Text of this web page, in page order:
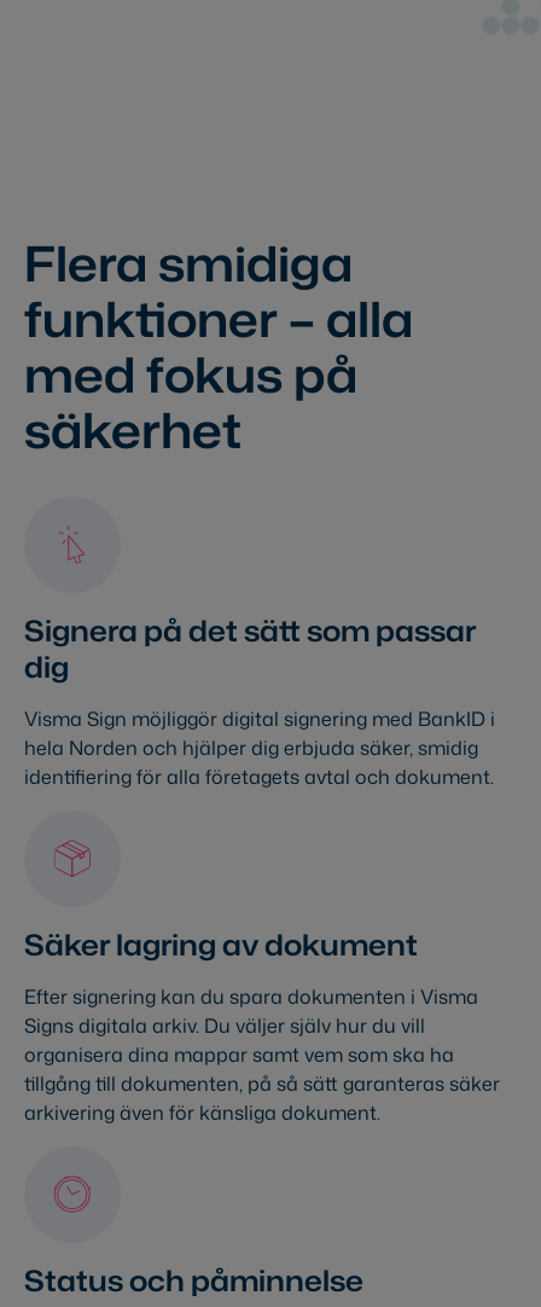
Flera smidiga
funktioner – alla
med fokus på
säkerhet
Signera på det sätt som passar
dig
Visma Sign möjliggör digital signering med BankID i
hela Norden och hjälper dig erbjuda säker, smidig
identifiering för alla företagets avtal och dokument.
Säker lagring av dokument
Efter signering kan du spara dokumenten i Visma
Signs digitala arkiv. Du väljer själv hur du vill
organisera dina mappar samt vem som ska ha
tillgång till dokumenten, på så sätt garanteras säker
arkivering även för känsliga dokument.
Status och påminnelse